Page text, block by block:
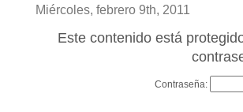
Miércoles, febrero 9th, 2011
Este contenido está
Contraseña: